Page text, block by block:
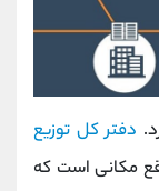
دفتر کل توزیع
مکانی است که